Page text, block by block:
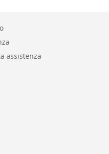
assistenza